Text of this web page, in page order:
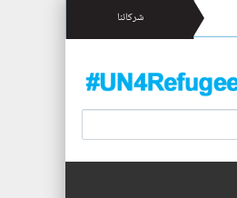
شركائنا